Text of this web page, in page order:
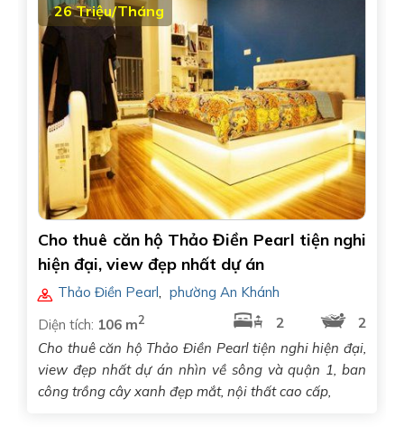
26 Triệu/Tháng
Cho thuê căn hộ Thảo Điền Pearl tiện nghi
hiện đại, view đẹp nhất dự án
Thảo Điền Pearl, phường An Khánh
Diện tích: 106 m2 2
2
Cho thuê căn hộ Thảo Điền Pearl tiện nghi hiện đại,
view đẹp nhất dự án nhìn về sông và quận 1, ban
công trồng cây xanh đẹp mắt, nội thất cao cấp,